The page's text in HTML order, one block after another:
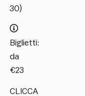
30)
Biglietti:
da
€23
CLICCA